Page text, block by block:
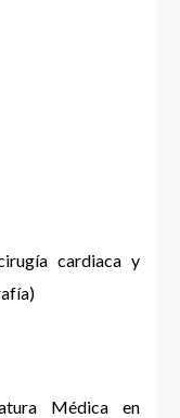
cardiaca y
Médica en